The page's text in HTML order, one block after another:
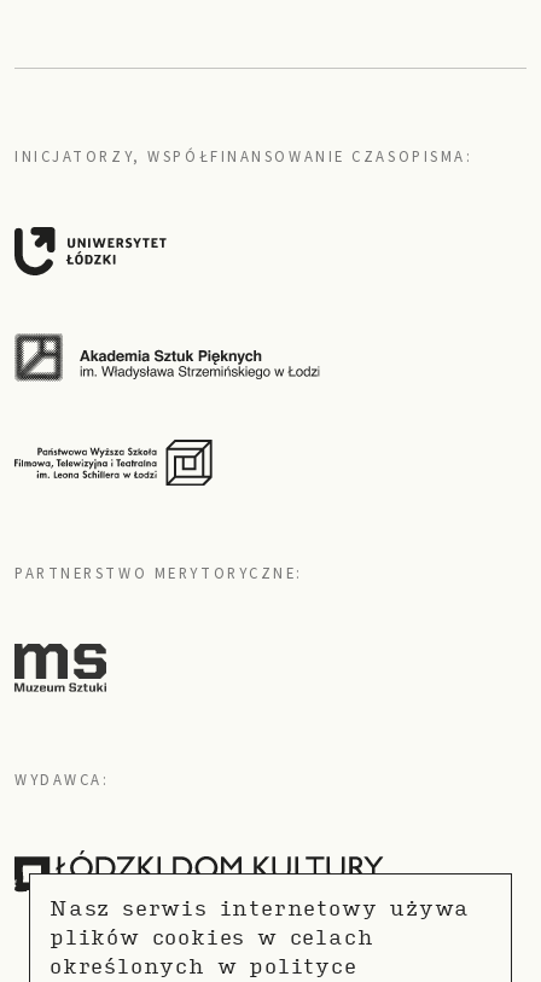
INICJATORZY, WSPÓŁFINANSOWANIE CZASOPISMA:
PARTNERSTWO MERYTORYCZNE:
WYDAWCA:
Nasz serwis internetowy używa
plików cookies w celach
określonych w polityce